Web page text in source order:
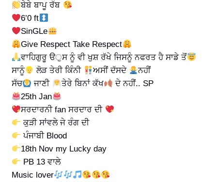
ਬੇਬੇ ਬਾਪੂ ਰੱਬ
6’0 ft
SinGLe
Give Respect Take Respect
ਵਾਹਿਗੁਰੂ ੳੁਸ ਨੂੰ ਵੀ ਖੁਸ਼ ਰੱਖੇ ਜਿਸਨੂੰ ਨਫਰਤ ਹੈ ਸਾਡੇ ਤੋਂ
ਸਾਨੂੰ
ਲੋੜ ਤੇਰੀ ਕਿੰਨੀ ਅਸੀਂ ਦੱਸਦੇ
ਨਹੀਂ
ਸੱਚ
ਜਾਣੀ ਤੇਰੇ ਬਿਨਾਂ ਕੱਖ
ਦੇ ਨਹੀਂ.. SP
25th Jan
ਸਰਦਾਰਨੀ fan ਸਰਦਾਰ ਦੀ
ਕੁੜੀ ਸਾਂਵਲੇ ਜੇ ਰੰਗ ਦੀ
ਪੰਜਾਬੀ Blood
18th Nov my Lucky day
PB 13 ਵਾਲੇ
Music lover